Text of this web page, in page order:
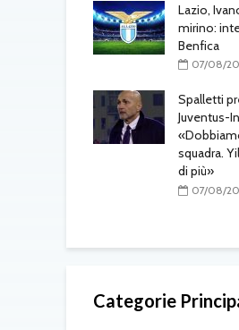
Lazio,
mirino:
Benfica
07/08/
Spalletti
Juventus-
squadra.
di più»
07/08/
Categorie